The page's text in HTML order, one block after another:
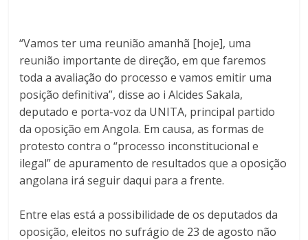
“Vamos ter uma reunião amanhã [hoje], uma
reunião importante de direção, em que faremos
toda a avaliação do processo e vamos emitir uma
posição definitiva”, disse ao i Alcides Sakala,
deputado e porta-voz da UNITA, principal partido
da oposição em Angola. Em causa, as formas de
protesto contra o “processo inconstitucional e
ilegal” de apuramento de resultados que a oposição
angolana irá seguir daqui para a frente.
Entre elas está a possibilidade de os deputados da
oposição, eleitos no sufrágio de 23 de agosto não